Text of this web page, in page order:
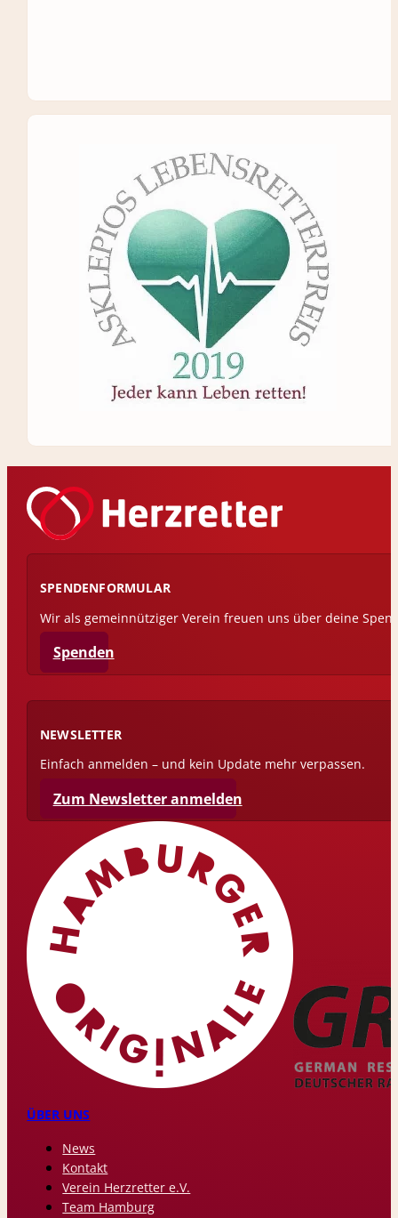
NEWSLETTER
Einfach anmelden – und kein Update mehr verpassen.
Zum Newsletter anmelden
SPENDENFORMULAR
Wir als gemeinnütziger Verein freuen uns über deine
Spenden
ÜBER UNS
News
Kontakt
Verein Herzretter e.V.
Team Hamburg